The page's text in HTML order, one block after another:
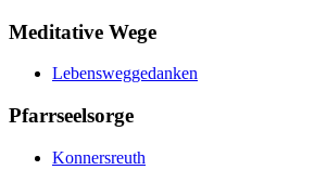
Meditative Wege
Lebensweggedanken
Pfarrseelsorge
Konnersreuth